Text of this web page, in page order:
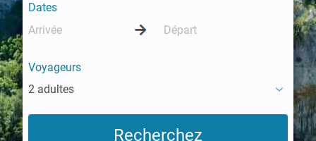
Dates
Voyageurs
2 adultes